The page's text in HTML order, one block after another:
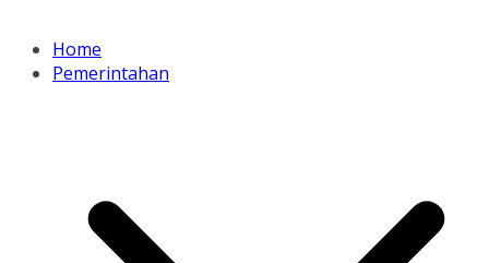
Home
Pemerintahan